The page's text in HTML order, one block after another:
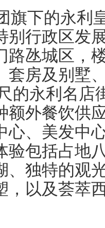
旗下的永利
别行政区发
路氹城区，
套房及别墅
的永利名店
额外餐饮供
心、美发中
验包括占地
、独特的观
，以及荟萃